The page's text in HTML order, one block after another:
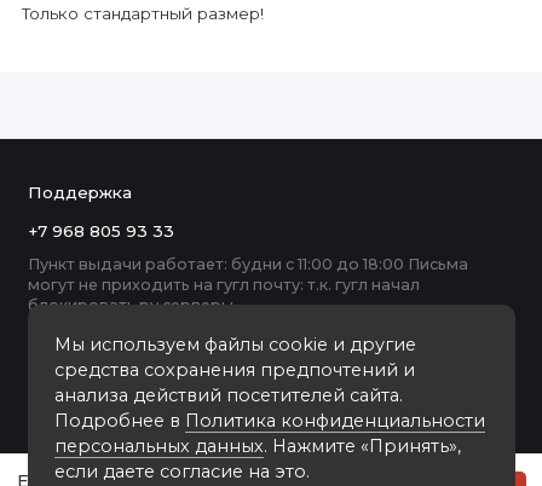
EH1446 пластиковая рамка 10-15 Zep
Только стандартный размер!
Мы используем файлы cookie и другие
средства сохранения предпочтений и
анализа действий посетителей сайта.
Подробнее в Политика конфиденциальности
персональных данных. Нажмите «Принять»,
если даете согласие на это.
Поддержка
+7 968 805 93 33
Пункт выдачи работает: будни с 11:00 до 18:00 Письма
могут не приходить на гугл почту: т.к. гугл начал
блокировать ру серверы